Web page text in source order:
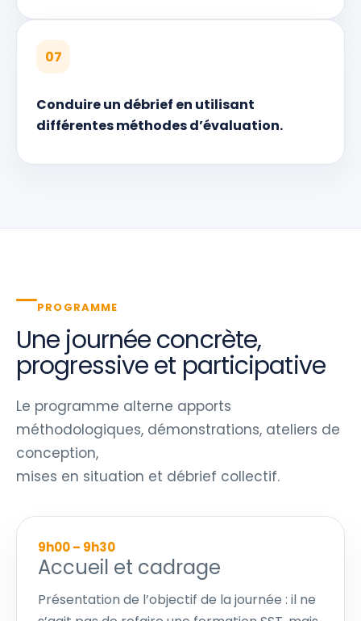
07
Conduire un débrief en utilisant
différentes méthodes d’évaluation.
PROGRAMME
Une journée concrète,
progressive et participative
Le programme alterne apports
méthodologiques, démonstrations, ateliers de
conception,
mises en situation et débrief collectif.
9h00 – 9h30
Accueil et cadrage
Présentation de l’objectif de la journée : il ne